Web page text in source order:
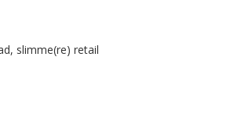
slimme(re) retail